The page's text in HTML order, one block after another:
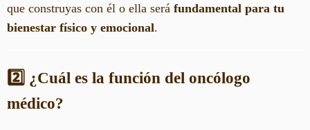
que construyas con él o ella será fundamental para tu
bienestar físico y emocional.
2️⃣ ¿Cuál es la función del oncólogo
médico?